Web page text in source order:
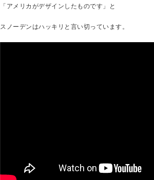
「アメリカがデザインしたものです」と
スノーデンはハッキリと言い切っています。